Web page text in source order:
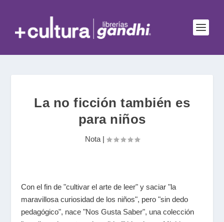
La no ficción también es
para niños
Nota|
Con el fin de "cultivar el arte de leer" y saciar "la
maravillosa curiosidad de los niños", pero "sin dedo
pedagógico", nace "Nos Gusta Saber", una colección